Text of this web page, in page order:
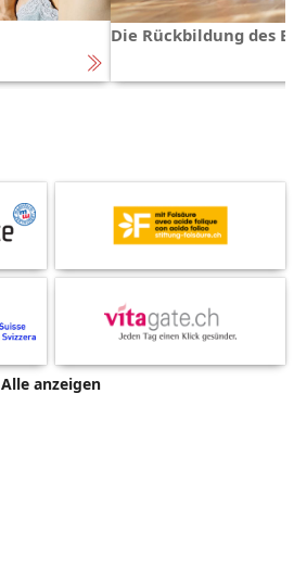
Die Rückbildung des
Alle anzeigen